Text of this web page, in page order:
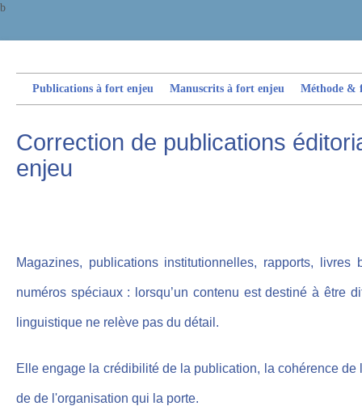
b
Publications à fort enjeu Manuscrits à fort enjeu Méthode &
Correction de publications
enjeu
Magazines, publications institutionnelles, rapports, livres
numéros spéciaux : lorsqu’un contenu est destiné à être
linguistique ne relève pas du détail.
Elle engage la crédibilité de la publication, la cohérence
de de l'organisation qui la porte.